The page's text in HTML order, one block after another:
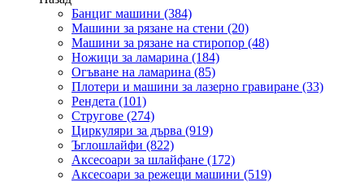
Банциг машини (384)
Машини за рязане на стени (20)
Машини за рязане на стиропор (48)
Ножици за ламарина (184)
Огъване на ламарина (85)
Плотери и машини за лазерно гравиране (33)
Рендета (101)
Стругове (274)
Циркуляри за дърва (919)
Ъглошлайфи (822)
Аксесоари за шлайфане (172)
Аксесоари за режещи машини (519)